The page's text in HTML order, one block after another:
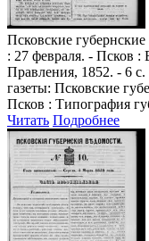
Псковские губернские
: 27 февраля. - Псков :
Правления, 1852. - 6
газеты: Псковские
Псков : Типография
Читать Подробнее